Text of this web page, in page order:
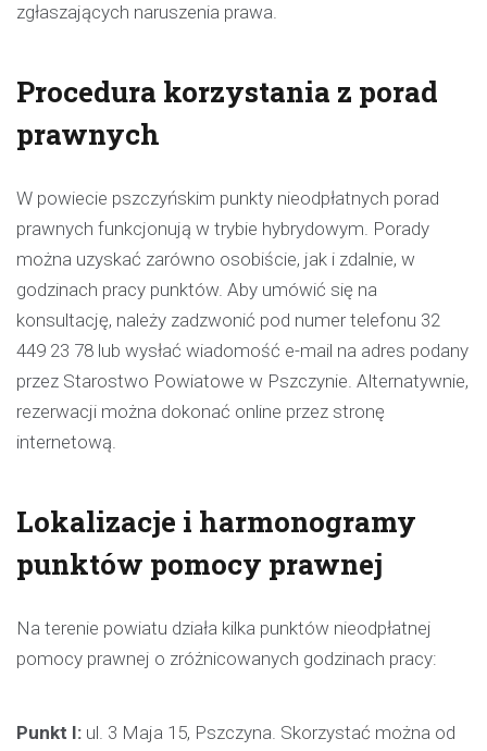
zgłaszających naruszenia prawa.
Procedura korzystania z porad
prawnych
W powiecie pszczyńskim punkty nieodpłatnych porad
prawnych funkcjonują w trybie hybrydowym. Porady
można uzyskać zarówno osobiście, jak i zdalnie, w
godzinach pracy punktów. Aby umówić się na
konsultację, należy zadzwonić pod numer telefonu 32
449 23 78 lub wysłać wiadomość e-mail na adres podany
przez Starostwo Powiatowe w Pszczynie. Alternatywnie,
rezerwacji można dokonać online przez stronę
internetową.
Lokalizacje i harmonogramy
punktów pomocy prawnej
Na terenie powiatu działa kilka punktów nieodpłatnej
pomocy prawnej o zróżnicowanych godzinach pracy:
Punkt I: ul. 3 Maja 15, Pszczyna. Skorzystać można od